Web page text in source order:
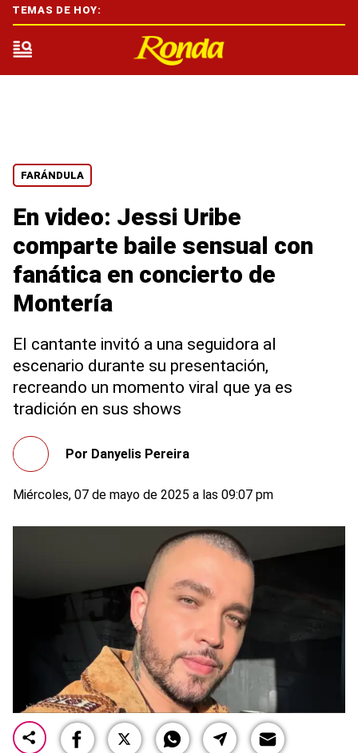
FARÁNDULA
En video: Jessi Uribe
comparte baile sensual con
fanática en concierto de
Montería
El cantante invitó a una seguidora al
escenario durante su presentación,
recreando un momento viral que ya es
tradición en sus shows
Por Danyelis Pereira
Miércoles, 07 de mayo de 2025 a las 09:07 pm
TEMAS DE HOY: